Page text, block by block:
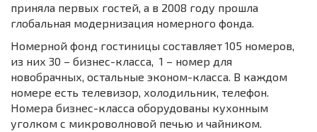
приняла первых гостей, а в 2008 году прошла
глобальная модернизация номерного фонда.
Номерной фонд гостиницы составляет 105 номеров,
из них 30 – бизнес-класса, 1 – номер для
новобрачных, остальные эконом-класса. В каждом
номере есть телевизор, холодильник, телефон.
Номера бизнес-класса оборудованы кухонным
уголком с микроволновой печью и чайником.